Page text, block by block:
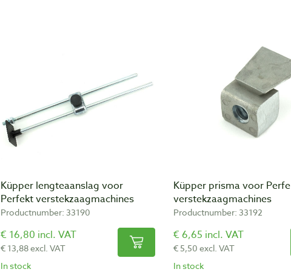
Küpper lengteaanslag voor
Perfekt verstekzaagmachines
Productnumber: 33190
€ 16,80 incl. VAT
€ 13,88 excl. VAT
In stock
Küpper prisma voor
verstekzaagmachines
Productnumber: 33192
€ 6,65 incl. VAT
€ 5,50 excl. VAT
In stock